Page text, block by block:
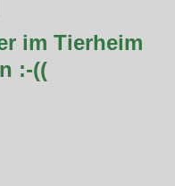
im Tierheim
:-((